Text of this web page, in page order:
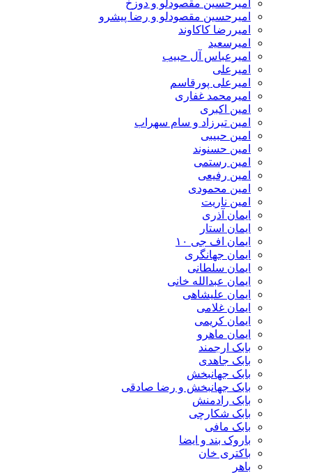
امیرحسین مقصودلو و دوزخ
امیرحسین مقصودلو و رضا پیشرو
امیررضا کاکاوند
امیرسعید
امیرعباس آل حبیب
امیرعلی
امیرعلی پورقاسم
امیرمحمد غفاری
امین اکبری
امین تیرزاد و سام سهراب
امین حبیبی
امین حسنوند
امین رستمی
امین رفیعی
امین محمودی
امین ناریت
ایمان آذری
ایمان استار
ایمان اف جی ۱۰
ایمان جهانگری
ایمان سلطانی
ایمان عبدالله خانی
ایمان علیشاهی
ایمان غلامی
ایمان کریمی
ایمان ماهرو
بابک ارجمند
بابک جاهدی
بابک جهانبخش
بابک جهانبخش و رضا صادقی
بابک رادمنش
بابک شکارچی
بابک مافی
باروک بند و ایضا
باکتری خان
باهر